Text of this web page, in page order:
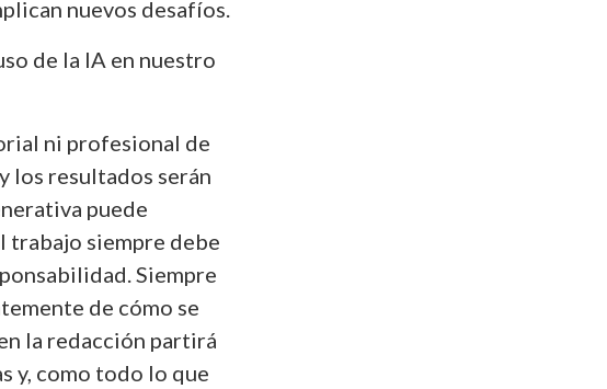
nuevos desafíos.
de la IA en nuestro
ni profesional de
los resultados serán
puede
trabajo siempre debe
Siempre
de cómo se
la redacción partirá
y, como todo lo que